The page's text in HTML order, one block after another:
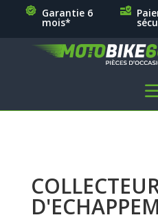
Garantie 6
mois*